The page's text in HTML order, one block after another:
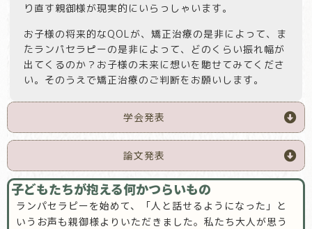
り直す親御様が現実的にいらっしゃいます。
お子様の将来的なQOLが、矯正治療の是非によって、ま
たランパセラピーの是非によって、どのくらい振れ幅が
出てくるのか？お子様の未来に想いを馳せてみてくださ
い。そのうえで矯正治療のご判断をお願いします。
学会発表
論文発表
子どもたちが抱える何かつらいもの
ランパセラピーを始めて、「人と話せるようになった」と
いうお声も親御様よりいただきました。私たち大人が思う